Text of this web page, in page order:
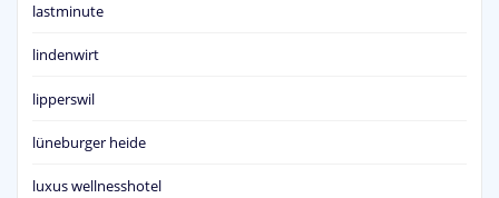
lastminute
lindenwirt
lipperswil
lüneburger heide
luxus wellnesshotel